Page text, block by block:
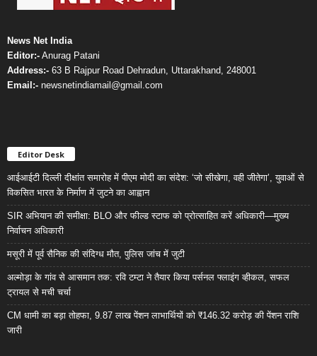
News Net India
Editor:- Anurag Patani
Address:- 63 B Rajpur Road Dehradun, Uttarakhand, 248001
Email:- newsnetindiamail@gmail.com
Editor Desk
आईआईटी दिल्ली दीक्षांत समारोह में पीएम मोदी का संदेश: ‘जो सीखेगा, वही जीतेगा’, युवाओं से
विकसित भारत के निर्माण में जुटने का आह्वान
SIR अभियान की समीक्षा: BLO और फील्ड स्टाफ को प्रोत्साहित करें अधिकारी—मुख्य
निर्वाचन अधिकारी
मसूरी में पूर्व सैनिक की संदिग्ध मौत, पुलिस जांच में जुटी
अल्मोड़ा के गांव से आसमान तक: रवि टम्टा ने तैयार किया पर्सनल फ्लाइंग व्हीकल, सफल
ट्रायल से मची चर्चा
CM धामी का बड़ा तोहफा, 9.87 लाख पेंशन लाभार्थियों को ₹146.32 करोड़ की पेंशन राशि
जारी